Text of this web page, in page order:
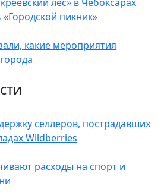
лес» в Чебоксарах
пикник»
какие мероприятия
селлеров, пострадавших
Wildberries
расходы на спорт и